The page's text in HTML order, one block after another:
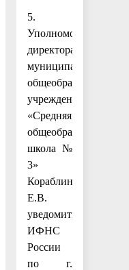
5.
Уполномочить
директора
муниципального
общеобразовательного
учреждения
«Средняя
общеобразовательная
школа №
3»
Кораблину
Е.В.
уведомить
ИФНС
России
по г.